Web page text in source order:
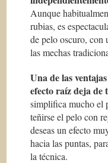
Aunque
rubias, es
de pelo oscuro, con
las mechas
Una de las
efecto raíz deja
simplifica mucho el
teñirse el pelo con
deseas un efecto
hacia las puntas,
la técnica.